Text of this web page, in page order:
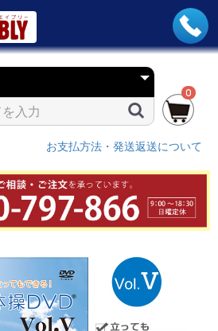
0
お支払方法・発送返送について